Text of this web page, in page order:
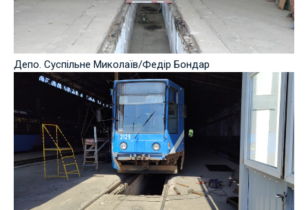
Депо. Суспільне Миколаїв/Федір Бондар